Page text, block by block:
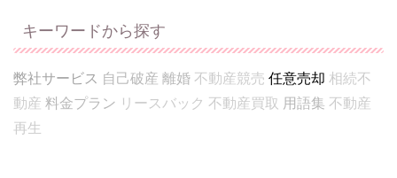
キーワードから探す
弊社サービス 自己破産 離婚 不動産競売 任意売却 相続不
動産 料金プラン リースバック 不動産買取 用語集 不動産
再生